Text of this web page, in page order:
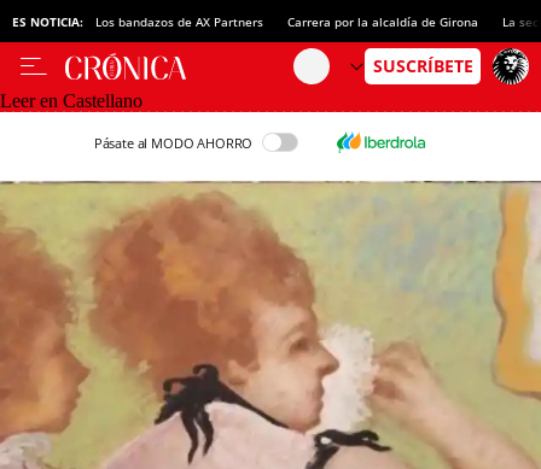
ES NOTICIA: Los bandazos de AX Partners Carrera por la alcaldía de Girona La
Leer en Castellano
Pásate al MODO AHORRO